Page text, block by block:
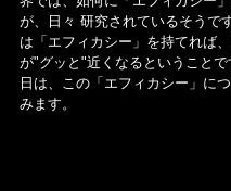
が、日々 研究されているそうで
は「エフィカシー」を持てれば
が"グッと"近くなるということ
日は、この「エフィカシー」に
みます。